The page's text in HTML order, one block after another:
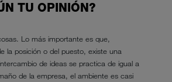
TU OPINIÓN?
Lo más importante es que,
la posición o del puesto, existe una
de ideas se practica de igual a
de la empresa, el ambiente es casi